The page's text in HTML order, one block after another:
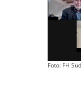
Foto: FH